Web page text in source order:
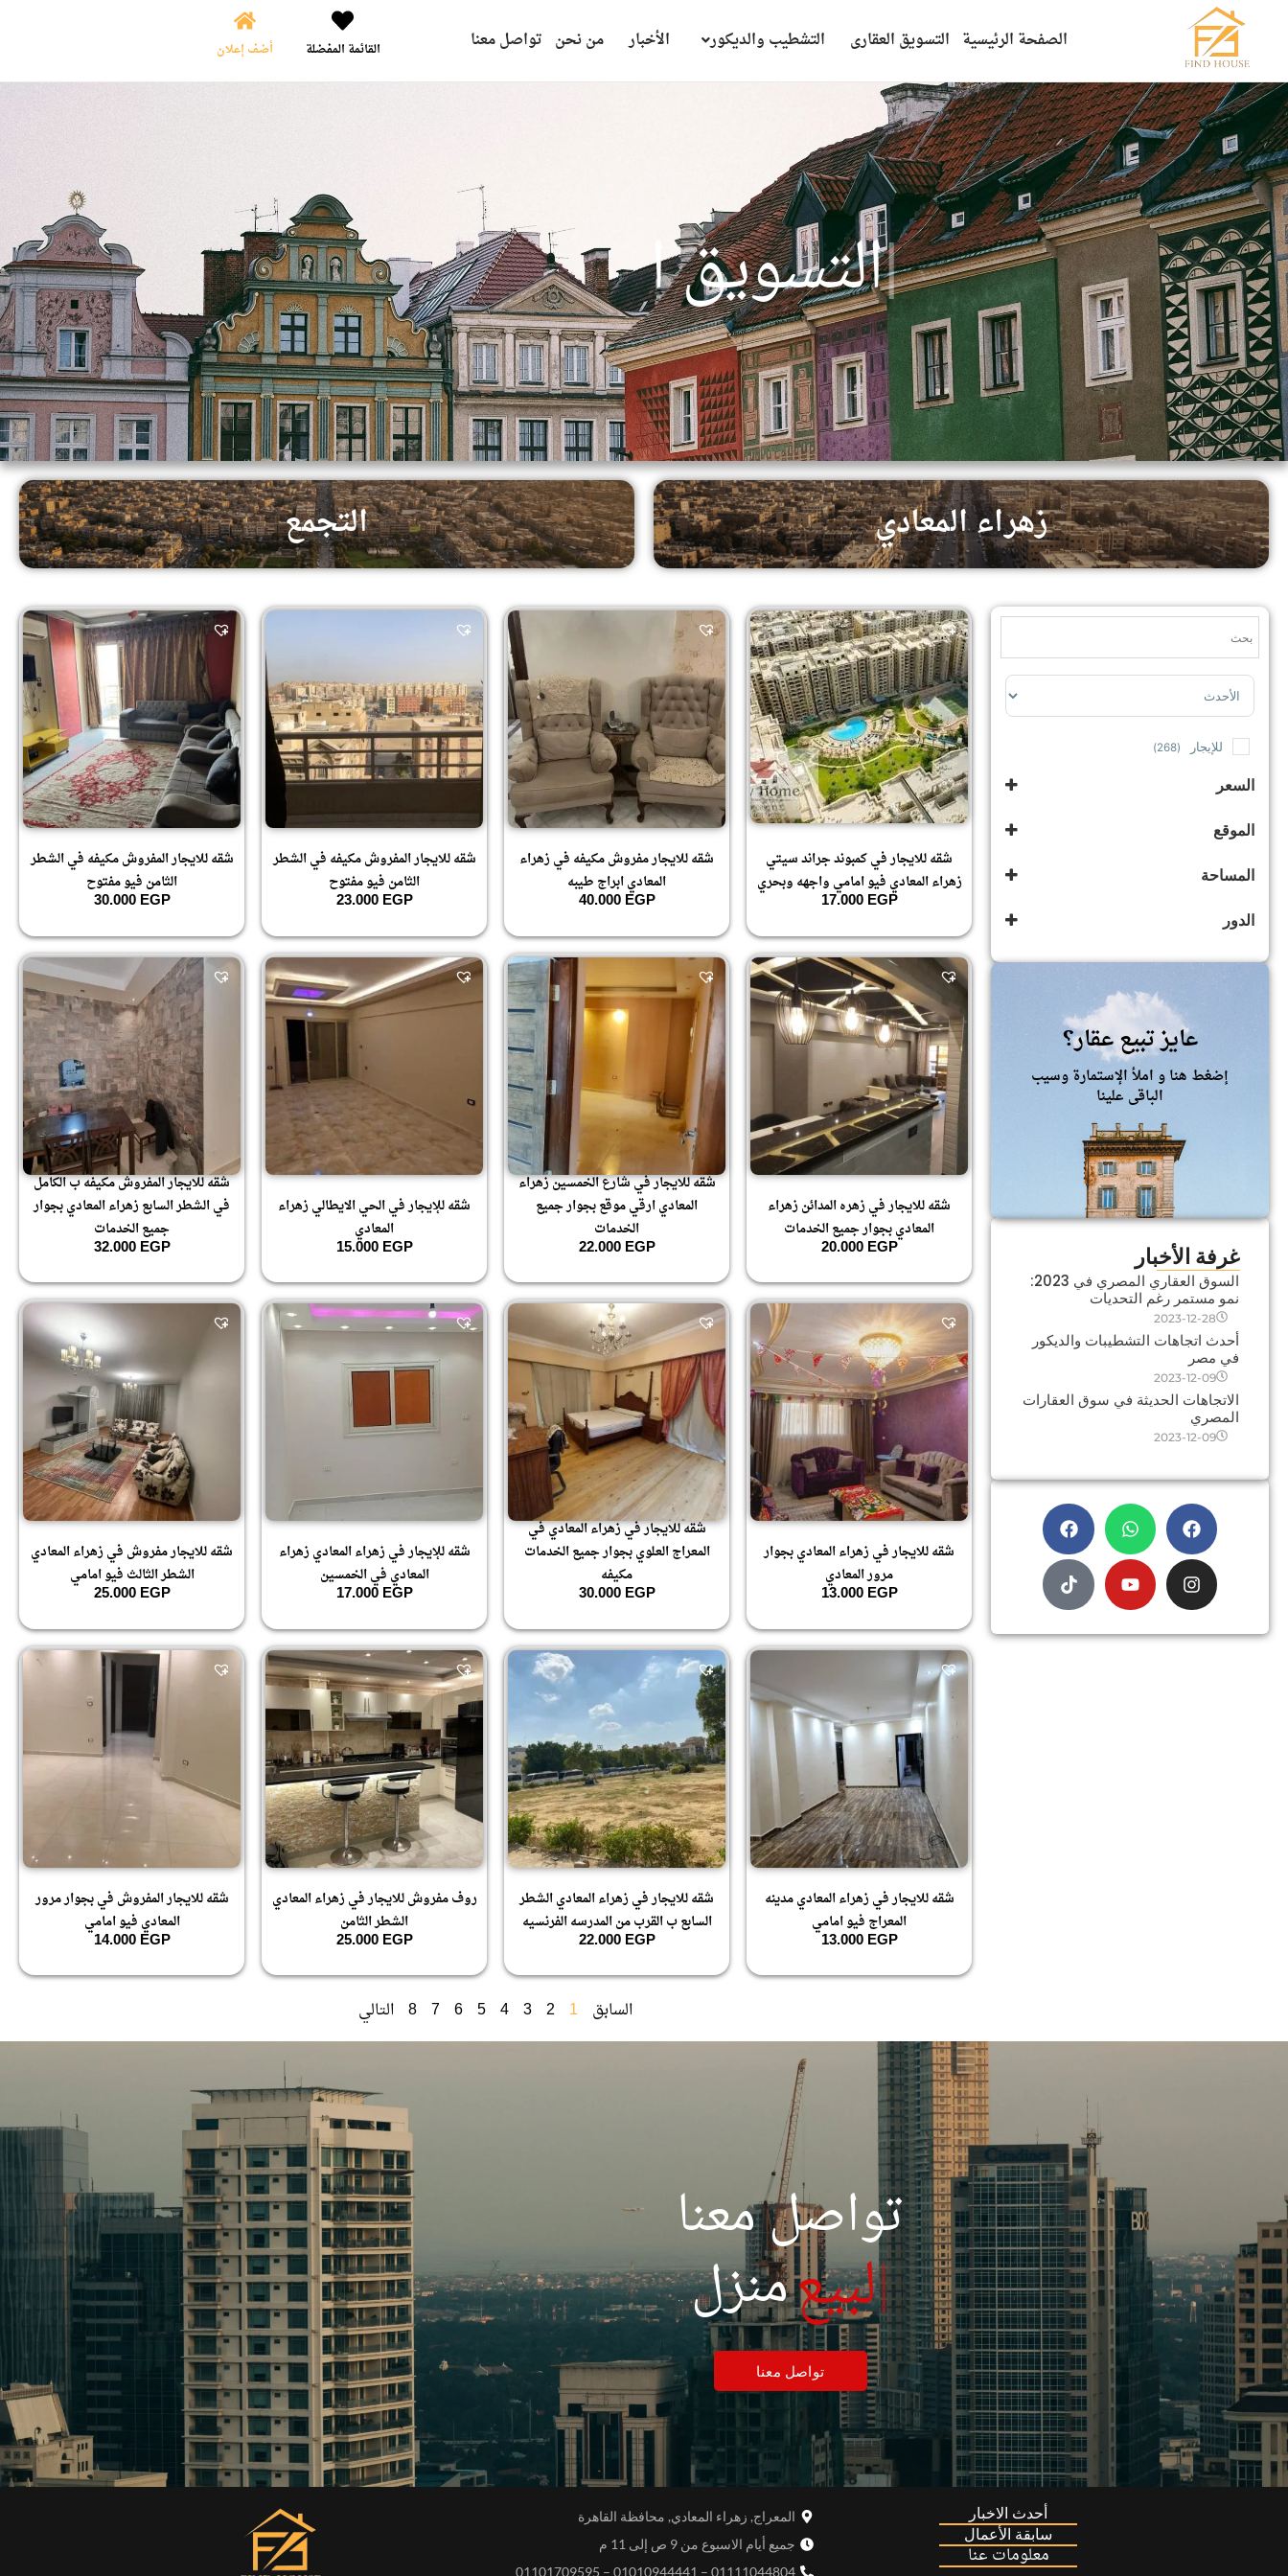
الصفحة الرئيسية التسويق العقارى التشطيب والديكور الأخبار من نحن تواصل معنا القائمة المفضلة أضف إعلان
التسويقالعقارى |
زهراء المعادي التجمع
Sort Products
للإيجار (268)
السعر
الموقع
المساحة
الدور
عايز تبيع عقار؟
إضغط هنا و املأ الإستمارة وسيب
الباقى علينا
غرفة الأخبار
السوق العقاري المصري في 2023:
نمو مستمر رغم التحديات
2023-12-28
أحدث اتجاهات التشطيبات والديكور
في مصر
2023-12-09
الاتجاهات الحديثة في سوق العقارات
المصري
2023-12-09
شقه للايجار في كمبوند جراند سيتي
زهراء المعادي فيو امامي واجهه وبحري
17.000EGP
شقه للايجار مفروش مكيفه في زهراء
المعادي ابراج طيبه
40.000EGP
شقه للايجار المفروش مكيفه في الشطر
الثامن فيو مفتوح
23.000EGP
شقه للايجار المفروش مكيفه في الشطر
الثامن فيو مفتوح
30.000EGP
شقه للايجار في زهره المدائن زهراء
المعادي بجوار جميع الخدمات
20.000EGP
شقه للايجار في شارع الخمسين زهراء
المعادي ارقي موقع بجوار جميع
الخدمات
22.000EGP
شقه للإيجار في الحي الايطالي زهراء
المعادي
15.000EGP
شقه للايجار المفروش مكيفه ب الكامل
في الشطر السابع زهراء المعادي بجوار
جميع الخدمات
32.000EGP
شقه للايجار في زهراء المعادي بجوار
مرور المعادي
13.000EGP
شقه للايجار في زهراء المعادي في
المعراج العلوي بجوار جميع الخدمات
مكيفه
30.000EGP
شقه للإيجار في زهراء المعادي زهراء
المعادي في الخمسين
17.000EGP
شقه للايجار مفروش في زهراء المعادي
الشطر الثالث فيو امامي
25.000EGP
شقه للايجار في زهراء المعادي مدينه
المعراج فيو امامي
13.000EGP
شقه للايجار في زهراء المعادي الشطر
السابع ب القرب من المدرسه الفرنسيه
22.000EGP
روف مفروش للايجار في زهراء المعادي
الشطر الثامن
25.000EGP
شقه للايجار المفروش في بجوار مرور
المعادي فيو امامي
14.000EGP
السابق 1
2
3
4
5
6
7
8 التالي
تواصل معنا
لبيع| منزل
تواصل معنا
أحدث الاخبار
سابقة الأعمال
معلومات عنا
المعراج, زهراء المعادي, محافظة القاهرة
جميع أيام الاسبوع من 9 ص إلى 11 م
01111044804 – 01010944441 – 01101709595